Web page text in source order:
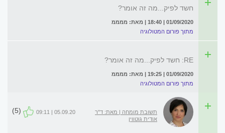
חשד לפיק...מה זה אומר?
01/09/2020 | 18:40 | מאת: ממממ
מתוך פורום המטולוגיה
RE: חשד לפיק...מה זה אומר?
01/09/2020 | 19:25 | מאת: ממממ
מתוך פורום המטולוגיה
תשובת מומחה | מאת: ד"ר
אודית גוטווין
05.09.20 | 09:11
(5)